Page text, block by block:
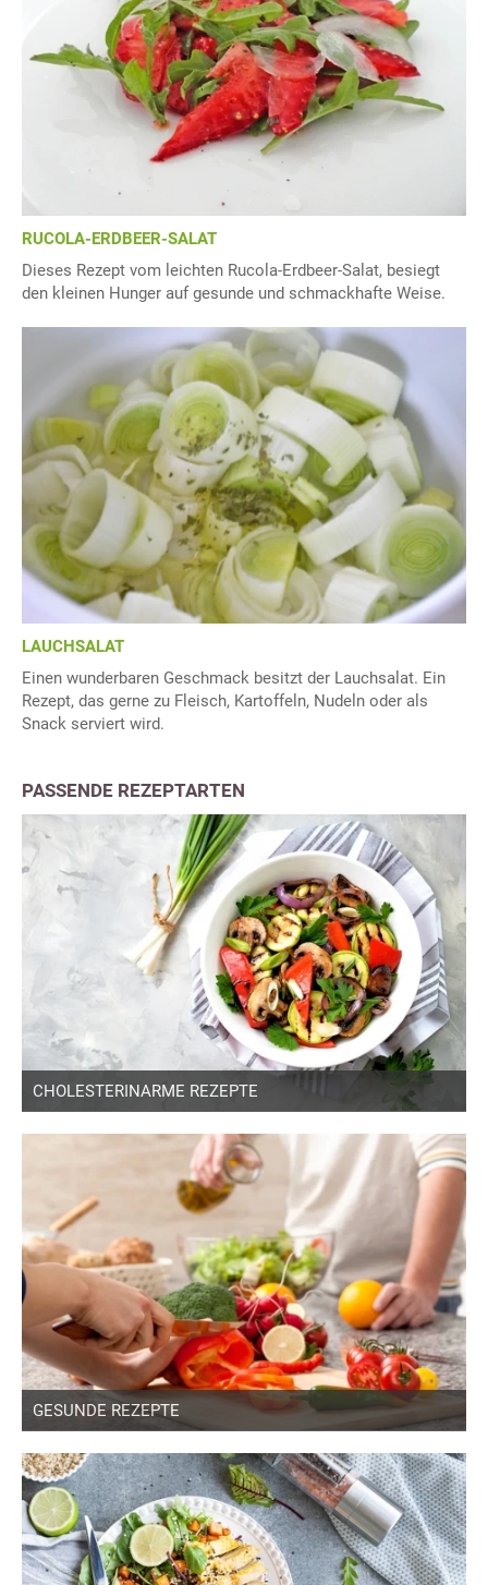
RUCOLA-ERDBEER-SALAT
Dieses Rezept vom leichten Rucola-Erdbeer-Salat, besiegt
den kleinen Hunger auf gesunde und schmackhafte Weise.
LAUCHSALAT
Einen wunderbaren Geschmack besitzt der Lauchsalat. Ein
Rezept, das gerne zu Fleisch, Kartoffeln, Nudeln oder als
Snack serviert wird.
PASSENDE REZEPTARTEN
CHOLESTERINARME REZEPTE
GESUNDE REZEPTE